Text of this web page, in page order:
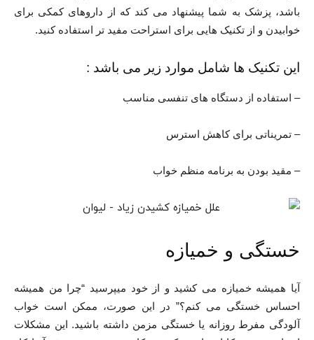
باشد، پزشک به شما پیشنهاد می کند که از داروهای کمکی برای
خوابیدن و از تکنیک هایی برای استراحت مفید تر استفاده کنید.
این تکنیک ها شامل موارد زیر می باشد :
– استفاده از دستگاه های تنفسی مناسب
– تمریناتی برای کاهش استرس
– مقید بودن به برنامه منظم خواب
خستگی و خمیازه
آیا همیشه خمیازه می کشید و از خود میپرسید “چرا من همیشه
احساس خستگی می کنم؟” در این صورت، ممکن است خواب
آلودگی مفرط روزانه یا خستگی مزمن داشته باشید. این مشکلات